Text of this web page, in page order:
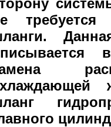
требуется